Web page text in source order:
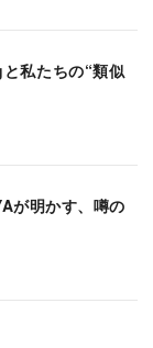
私たちの“類似
が明かす、噂の